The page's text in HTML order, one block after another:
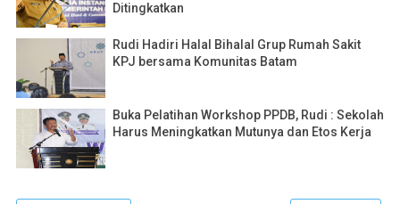
Ditingkatkan
Rudi Hadiri Halal Bihalal Grup Rumah Sakit
KPJ bersama Komunitas Batam
Buka Pelatihan Workshop PPDB, Rudi : Sekolah
Harus Meningkatkan Mutunya dan Etos Kerja